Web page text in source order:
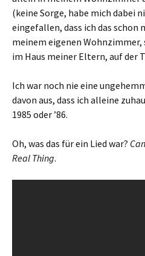
(keine Sorge, habe mich dabei
eingefallen, dass ich das schon
meinem eigenen
im Haus meiner Eltern, auf der
Ich war noch nie eine
davon aus, dass ich alleine
1985 oder ’86.
Oh, was das für ein Lied war?
Real Thing.